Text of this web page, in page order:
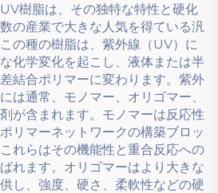
樹脂は、その独特な特性と硬化
の産業で大きな人気を得ている汎
の種の樹脂は、紫外線（UV）に
化学変化を起こし、液体または半
結合ポリマーに変わります。紫外
は通常、モノマー、オリゴマー、
が含まれます。モノマーは反応性
リマーネットワークの構築ブロッ
れらはその機能性と重合反応への
れます。オリゴマーはより大きな
し、強度、硬さ、柔軟性などの硬